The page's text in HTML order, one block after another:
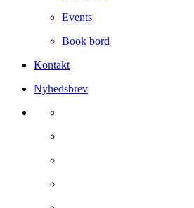
Events
Book bord
Kontakt
Nyhedsbrev